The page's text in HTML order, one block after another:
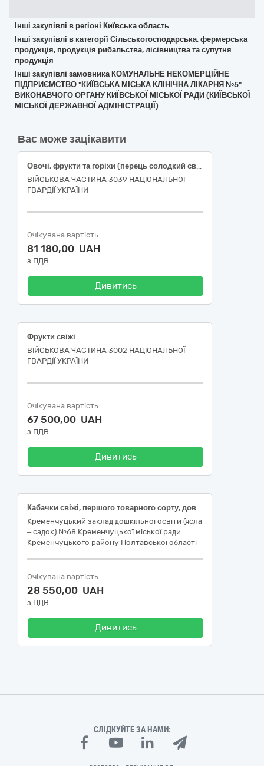
Інші закупівлі в регіоні Київська область
Інші закупівлі в категорії Сільськогосподарська, фермерська
продукція, продукція рибальства, лісівництва та супутня
продукція
Інші закупівлі замовника КОМУНАЛЬНЕ НЕКОМЕРЦІЙНЕ
ПІДПРИЄМСТВО "КИЇВСЬКА МІСЬКА КЛІНІЧНА ЛІКАРНЯ №5"
ВИКОНАВЧОГО ОРГАНУ КИЇВСЬКОЇ МІСЬКОЇ РАДИ (КИЇВСЬКОЇ
МІСЬКОЇ ДЕРЖАВНОЇ АДМІНІСТРАЦІЇ)
Вас може зацікавити
Овочі, фрукти та горіхи (перець солодкий свіжий подовженої форми, огірки свіжі польові короткоплідні, помідори тепличні свіжі округлі, часник свіжий вищого товарного сорту)
ВІЙСЬКОВА ЧАСТИНА 3039 НАЦІОНАЛЬНОЇ
ГВАРДІЇ УКРАЇНИ
Очікувана вартість
81 180,00 UAH
з ПДВ
Дивитись
Фрукти свіжі
ВІЙСЬКОВА ЧАСТИНА 3002 НАЦІОНАЛЬНОЇ
ГВАРДІЇ УКРАЇНИ
Очікувана вартість
67 500,00 UAH
з ПДВ
Дивитись
Кабачки свіжі, першого товарного сорту, довжина 7-26 см; Цибуля ріпчаста свіжа, рання, першого товарного сорту, від 4 см, ДСТУ 3234; Буряк столовий молодий, з обрізаною зеленню, першого товарного сорту; Капуста білоголова свіжа, ранньостигла, ДСТУ 7037; Морква молода свіжа, з обрізаною зеленню; Огірки свіжі, тепличні, середньоплідні (до 25см), ДСТУ 3247; Помідори (томати) свіжі, тепличні, округлі, ДСТУ 3246
Кременчуцький заклад дошкільної освіти (ясла
– садок) №68 Кременчуцької міської ради
Кременчуцького району Полтавської області
Очікувана вартість
28 550,00 UAH
з ПДВ
Дивитись
СЛІДКУЙТЕ ЗА НАМИ: